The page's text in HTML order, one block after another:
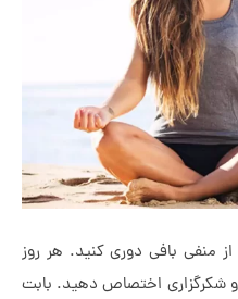
بافی دوری کنید. هر روز
اختصاص دهید. بابت